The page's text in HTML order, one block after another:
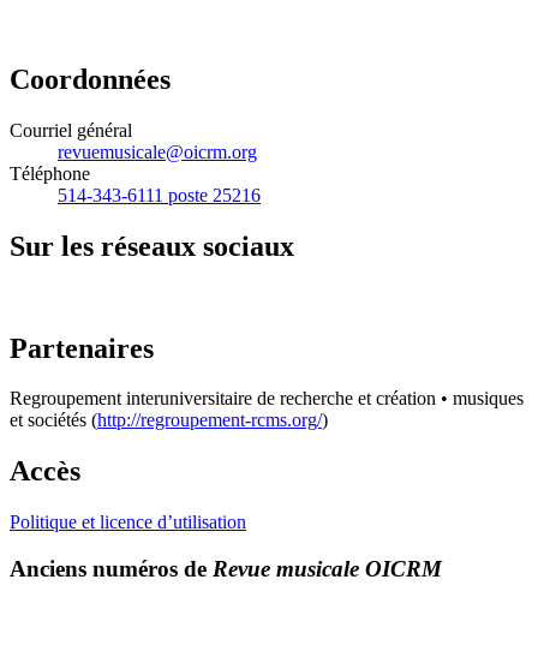
Coordonnées
Courriel général
revuemusicale@oicrm.org
Téléphone
514-343-6111 poste 25216
Sur les réseaux sociaux
Partenaires
Regroupement interuniversitaire de recherche et création • musiques
et sociétés (http://regroupement-rcms.org/)
Accès
Politique et licence d’utilisation
Anciens numéros de Revue musicale OICRM